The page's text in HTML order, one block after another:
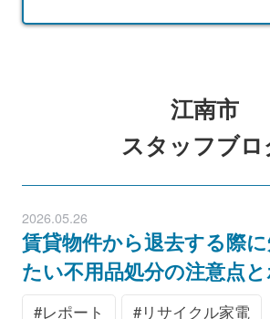
江南市
スタッフブロ
2026.05.26
賃貸物件から退去する際
たい不用品処分の注意点
レポート
リサイクル家電